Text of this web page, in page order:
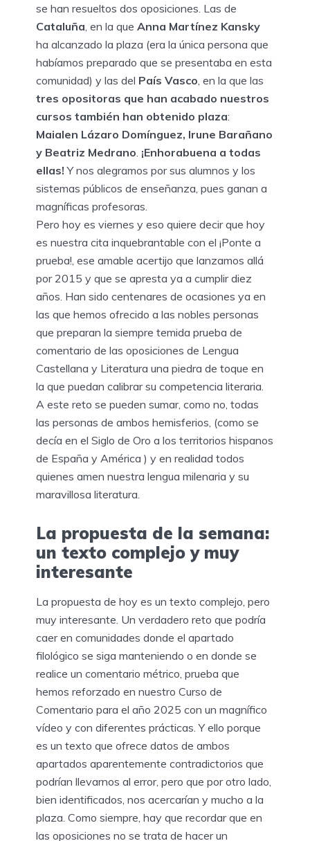
se han resueltos dos oposiciones. Las de
Cataluña , en la que Anna Martínez Kansky
ha alcanzado la plaza (era la única persona que
habíamos preparado que se presentaba en esta
comunidad) y las del País Vasco , en la que las
tres opositoras que han acabado nuestros
cursos también han obtenido plaza:
Maialen Lázaro Domínguez, Irune Barañano
y Beatriz Medrano ¡Enhorabuena a todas
ellas! Y nos alegramos por sus alumnos y los
sistemas públicos de enseñanza, pues ganan a
magníficas profesoras.
Pero hoy es viernes y eso quiere decir que hoy
es nuestra cita inquebrantable con el ¡Ponte a
prueba!, ese amable acertijo que lanzamos allá
por 2015 y que se apresta ya a cumplir diez
años. Han sido centenares de ocasiones ya en
las que hemos ofrecido a las nobles personas
que preparan la siempre temida prueba de
comentario de las oposiciones de Lengua
Castellana y Literatura una piedra de toque en
la que puedan calibrar su competencia literaria.
A este reto se pueden sumar, como no, todas
las personas de ambos hemisferios, (como se
decía en el Siglo de Oro a los territorios hispanos
de España y América ) y en realidad todos
quienes amen nuestra lengua milenaria y su
maravillosa literatura.
La propuesta de la semana:
un texto complejo y muy
interesante
La propuesta de hoy es un texto complejo, pero
muy interesante. Un verdadero reto que podría
caer en comunidades donde el apartado
filológico se siga manteniendo o en donde se
realice un comentario métrico, prueba que
hemos reforzado en nuestro Curso de
Comentario para el año 2025 con un magnífico
vídeo y con diferentes prácticas. Y ello porque
es un texto que ofrece datos de ambos
apartados aparentemente contradictorios que
podrían llevarnos al error, pero que por otro lado,
bien identificados, nos acercarían y mucho a la
plaza. Como siempre, hay que recordar que en
las oposiciones no se trata de hacer un